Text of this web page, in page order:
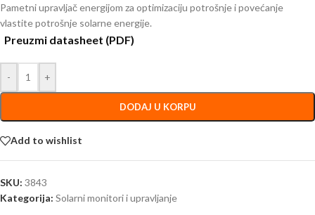
Pametni upravljač energijom za optimizaciju potrošnje i povećanje
vlastite potrošnje solarne energije.
Preuzmi datasheet (PDF)
- +
DODAJ U KORPU
Add to wishlist
SKU: 3843
Kategorija: Solarni monitori i upravljanje